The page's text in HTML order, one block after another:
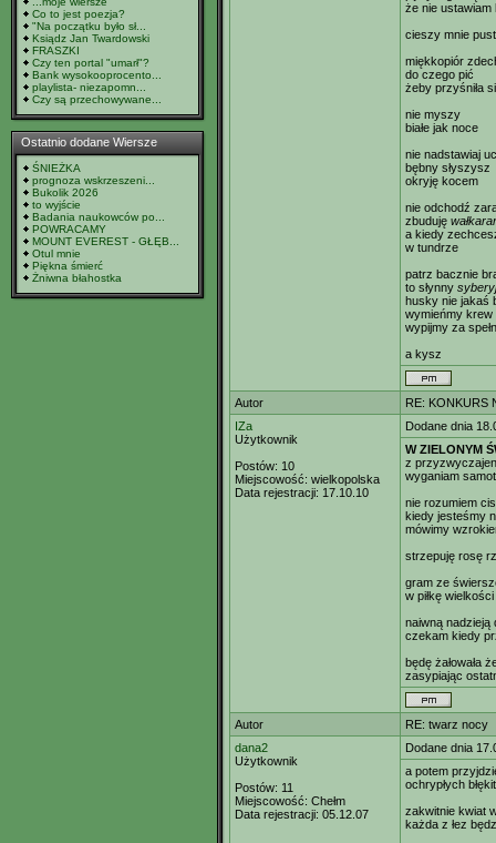
Co to jest poezja?
"Na początku było sł...
Ksiądz Jan Twardowski
FRASZKI
Czy ten portal "umarł"?
Bank wysokooprocento...
playlista- niezapomn...
Czy są przechowywane...
Ostatnio dodane Wiersze
ŚNIEŻKA
prognoza wskrzeszeni...
Bukolik 2026
to wyjście
Badania naukowców po...
POWRACAMY
MOUNT EVEREST - GŁĘB...
Otul mnie
Piękna śmierć
Żniwna błahostka
że nie ustawiam
cieszy mnie
miękkopiór
do czego pić
żeby przyśniła
nie myszy
białe jak noce
nie nadstawiaj
bębny słyszysz
okryję kocem
nie odchodź
zbuduję
a kiedy
w tundrze
patrz bacznie
to słynny
husky nie jakaś
wymieńmy krew
wypijmy za
a kysz
Autor
RE: KONKURS
IZa
Użytkownik
Postów: 10
Miejscowość: wielkopolska
Data rejestracji: 17.10.10
Dodane dnia
W ZIELONYM
z
wyganiam
nie rozumiem
kiedy jesteśmy
mówimy
strzepuję rosę
gram ze
w piłkę
naiwną nadzieją
czekam kiedy
będę żałowała
zasypiając
Autor
RE: twarz nocy
dana2
Użytkownik
Postów: 11
Miejscowość: Chełm
Data rejestracji: 05.12.07
Dodane dnia
a potem
ochrypłych
zakwitnie kwiat
każda z łez